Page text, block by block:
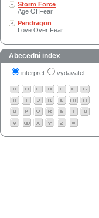
Storm Force
Age Of Fear
Pendragon
Love Over Fear
Abecední index
interpret vydavatel